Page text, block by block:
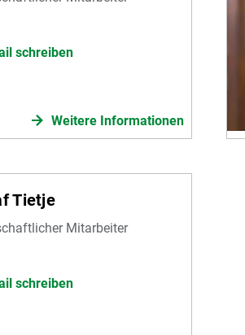
schreiben
Weitere Informationen
Tietje
Mitarbeiter
schreiben